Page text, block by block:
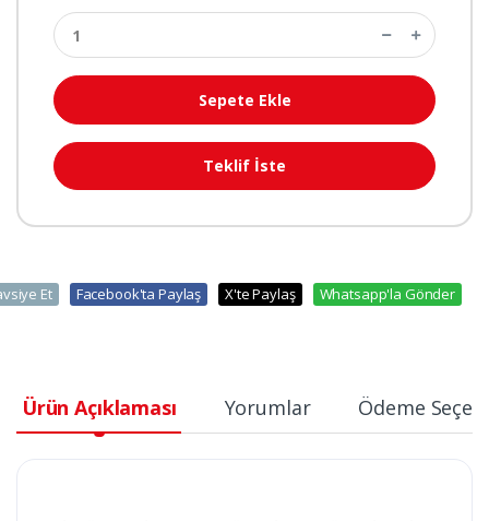
Sepete Ekle
Teklif İste
Et Facebook'ta Paylaş X'te Paylaş Whatsapp'la Gönder
Ürün Açıklaması Yorumlar Ödeme